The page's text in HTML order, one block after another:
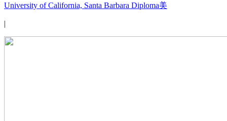
University of California, Santa Barbara Diploma美
|